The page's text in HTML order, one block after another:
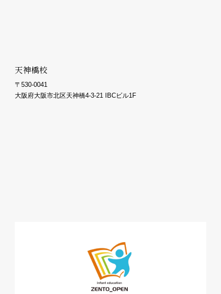
天神橋校
〒530-0041
大阪府大阪市北区天神橋4-3-21 IBCビル1F